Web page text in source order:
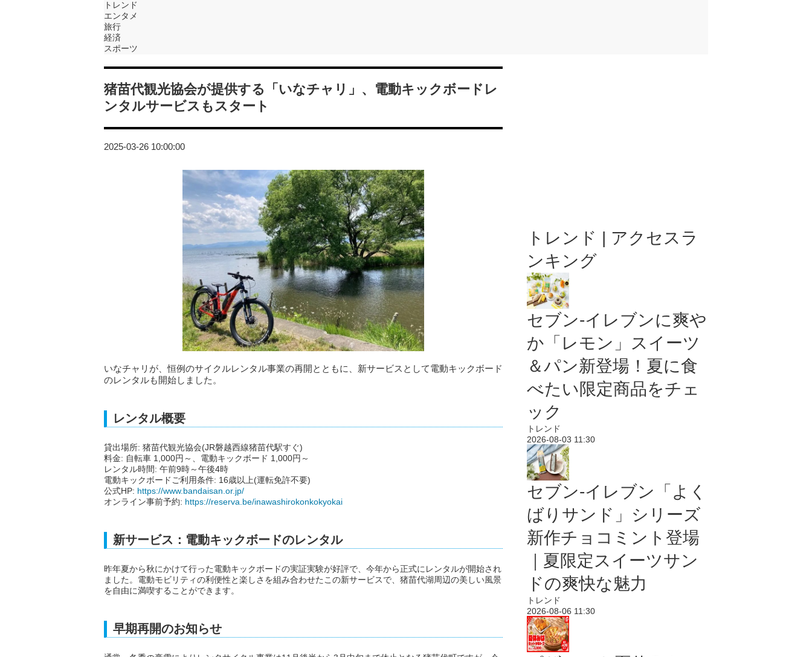
トレンド
エンタメ
旅行
経済
スポーツ
猪苗代観光協会が提供する「いなチャリ」、電動キックボードレ
ンタルサービスもスタート
2025-03-26 10:00:00
いなチャリが、恒例のサイクルレンタル事業の再開とともに、新サービスとして電動キックボード
のレンタルも開始しました。
レンタル概要
貸出場所: 猪苗代観光協会(JR磐越西線猪苗代駅すぐ)
料金: 自転車 1,000円～、電動キックボード 1,000円～
レンタル時間: 午前9時～午後4時
電動キックボードご利用条件: 16歳以上(運転免許不要)
公式HP: https://www.bandaisan.or.jp/
オンライン事前予約: https://reserva.be/inawashirokonkokyokai
新サービス：電動キックボードのレンタル
昨年夏から秋にかけて行った電動キックボードの実証実験が好評で、今年から正式にレンタルが開始され
ました。電動モビリティの利便性と楽しさを組み合わせたこの新サービスで、猪苗代湖周辺の美しい風景
を自由に満喫することができます。
早期再開のお知らせ
トレンド | アクセスラ
ンキング
セブン‐イレブンに爽や
か「レモン」スイーツ
＆パン新登場！夏に食
べたい限定商品をチェ
ック
トレンド
2026-08-03 11:30
セブン‐イレブン「よく
ばりサンド」シリーズ
新作チョコミント登場
｜夏限定スイーツサン
ドの爽快な魅力
トレンド
2026-08-06 11:30